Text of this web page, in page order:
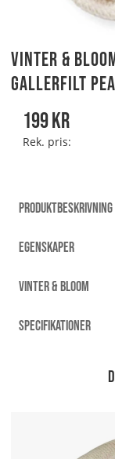
Vinter &
Gallerfilt
199kr
Rek. pris:
PRODUKTBESKRIVNING
EGENSKAPER
VINTER & BLOOM
SPECIFIKATIONER